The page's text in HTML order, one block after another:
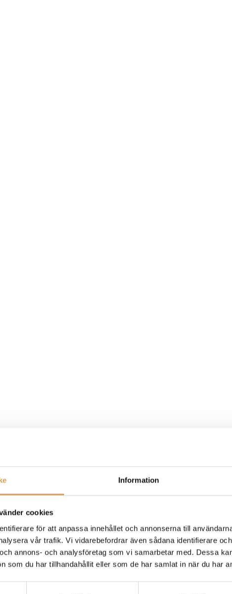
Information
cookies
för att anpassa innehållet och annonserna till
vår trafik. Vi vidarebefordrar även sådana identifierare
annons- och analysföretag som vi samarbetar med. Dessa
som du har tillhandahållit eller som de har samlat in när du har